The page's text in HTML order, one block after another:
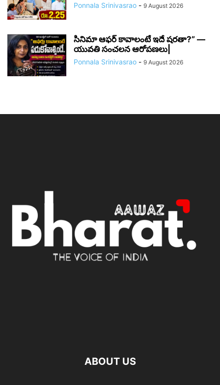
Ponnala Srinivasrao - 9 August 2026
సినిమా ఆఫర్ కావాలంటే ఇదే షరతా?” —
యువతి సంచలన ఆరోపణలు|
Ponnala Srinivasrao - 9 August 2026
ABOUT US